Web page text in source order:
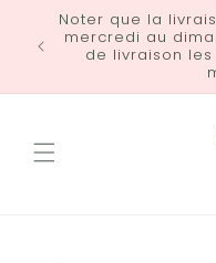
passer
au
contenu
Noter que la
mercredi au
de livraison